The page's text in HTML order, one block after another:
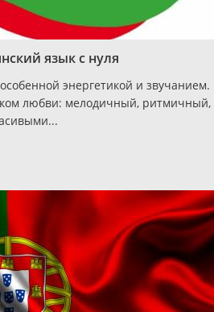
язык с нуля
энергетикой и звучанием.
любви: мелодичный, ритмичный,